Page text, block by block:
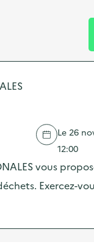
Le 26
12:00
vous
Exercez-